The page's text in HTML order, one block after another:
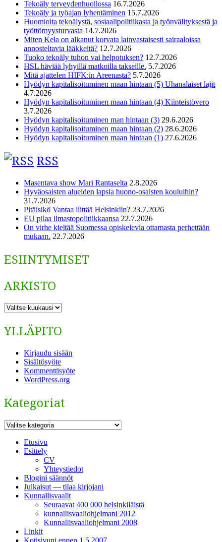
Tekoäly terveydenhuollossa 16.7.2026
Tekoäly ja työajan lyhentäminen 15.7.2026
Huomioita tekoälystä, sosiaalipolitiikasta ja työnvälityksestä ja
työttömyysturvasta 14.7.2026
Miten Kela on alkanut korvata lainvastaisesti sairaaloissa
annosteltavia lääkkeitä? 12.7.2026
Tuoko tekoäly tuhon vai helpotuksen? 12.7.2026
HSL häviää lyhyillä matkoilla takseille. 5.7.2026
Mitä ajattelen HIFK:in Areenasta? 5.7.2026
Hyödyn kapitalisoituminen maan hintaan (5) Uhanalaiset lajit
4.7.2026
Hyödyn kapitalisoituminen maan hintaan (4) Kiinteistövero
3.7.2026
Hyödyn kapitalisoituminen man hintaan (3) 29.6.2026
Hyödyn kapitalisoituminen maan hintaan (2) 28.6.2026
Hyödyn kapitalisoituminen maan hintaan (1) 27.6.2026
RSS
Masentava show Mari Rantaselta 2.8.2026
Hyväosaisten alueiden lapsia huono-osaisten kouluihin?
31.7.2026
Pitäisikö Vantaa liittää Helsinkiin? 23.7.2026
EU pilaa ilmastopolitiikkaansa 22.7.2026
On virhe kieltää Suomessa opiskelevia ottamasta perhettään
mukaan. 22.7.2026
ESIINTYMISET
ARKISTO
ARKISTO
YLLÄPITO
Kirjaudu sisään
Sisältösyöte
Kommenttisyöte
WordPress.org
Kategoriat
Kategoriat
Etusivu
Esittely
CV
Yhteystiedot
Blogini säännöt
Julkaisut — tilaa kirjojani
Kunnallisvaalit
Seuraavat 400 000 helsinkiläistä
kunnallisvaaliohjelmani 2012
Kunnallisvaaliohjelmani 2008
Linkit
Kotisivuni ennen 1.5.2007